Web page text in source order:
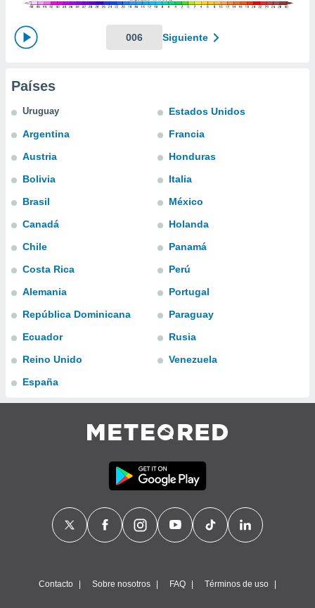
seguir
coste.
a la
todas
ya sean
y análisis
en
perfil
y
nuestra
cookies
CONFIGURACIÓN
006 Siguiente
Países
Uruguay
Argentina
Austria
Bolivia
Brasil
Canadá
Chile
Costa Rica
Alemania
República Dominicana
Ecuador
Reino Unido
España
Estados Unidos
Francia
Honduras
Italia
México
Holanda
Panamá
Perú
Portugal
Paraguay
Rusia
Venezuela
Contacto Sobre nosotros FAQ Términos de uso